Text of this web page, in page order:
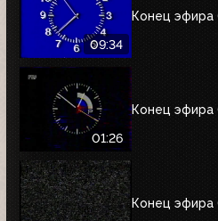
09:34
Конец эфира
01:26
Конец эфира
Конец эфира